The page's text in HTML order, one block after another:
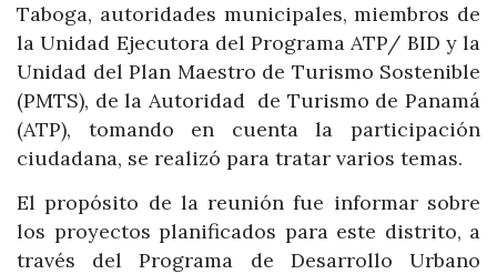
Taboga, autoridades municipales, miembros de
la Unidad Ejecutora del Programa ATP/ BID y la
Unidad del Plan Maestro de Turismo Sostenible
(PMTS), de la Autoridad de Turismo de Panamá
(ATP), tomando en cuenta la participación
ciudadana, se realizó para tratar varios temas.
El propósito de la reunión fue informar sobre
los proyectos planificados para este distrito, a
través del Programa de Desarrollo Urbano